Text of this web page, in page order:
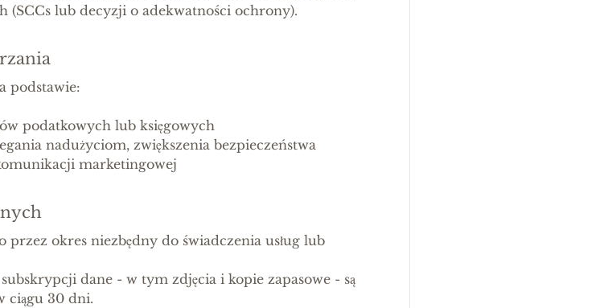
lub decyzji o adekwatności ochrony).
podstawie:
podatkowych lub księgowych
nadużyciom, zwiększenia bezpieczeństwa
marketingowej
okres niezbędny do świadczenia usług lub
dane - w tym zdjęcia i kopie zapasowe - są
ciągu 30 dni.